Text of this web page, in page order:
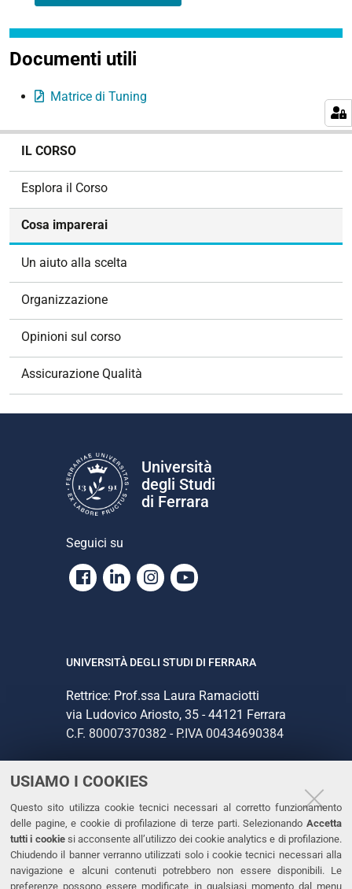
USIAMO I COOKIES
Questo sito utilizza cookie tecnici necessari al corretto funzionamento
delle pagine, e cookie di profilazione di terze parti. Selezionando Accetta
tutti i cookiesi acconsente all’utilizzo dei cookie analytics e di profilazione.
Chiudendo il banner verranno utilizzati solo i cookie tecnici necessari alla
navigazione e alcuni contenuti potrebbero non essere disponibili. Le
preferenze possono essere modificate in qualsiasi momento dal menu
Documenti utili
Matrice di Tuning
IL CORSO
Esplora il Corso
Cosa imparerai
Un aiuto alla scelta
Organizzazione
Opinioni sul corso
Assicurazione Qualità
Università
degli Studi
di Ferrara
Seguici su
Facebook
LinkedinInstagram
Youtube
UNIVERSITÀ DEGLI STUDI DI FERRARA
Rettrice: Prof.ssa Laura Ramaciotti
via Ludovico Ariosto, 35 - 44121 Ferrara
C.F. 80007370382 - P.IVA 00434690384
CONTATTI
Tel. +39 0532 293111
Fax. +39 0532 293031
PEC